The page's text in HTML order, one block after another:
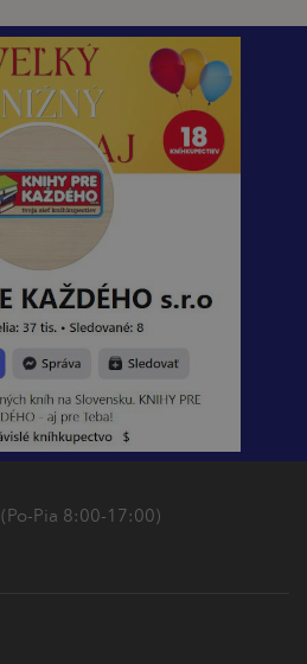
(Po-Pia 8:00-17:00)